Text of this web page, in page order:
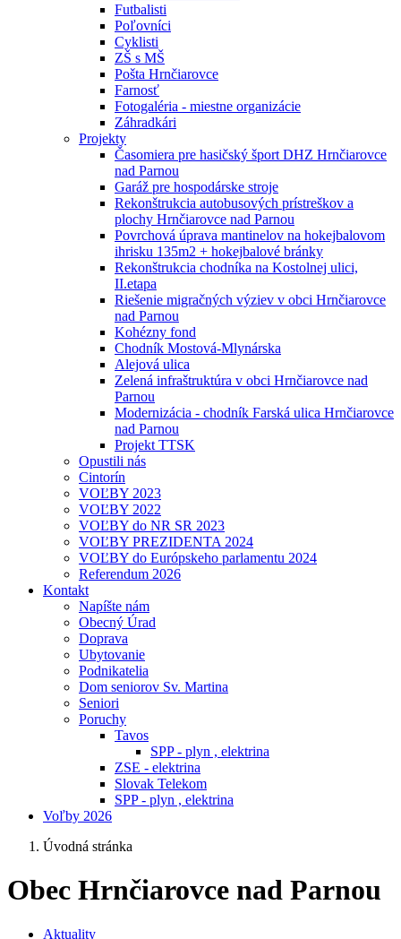
Futbalisti
Poľovníci
Cyklisti
ZŠ s MŠ
Pošta Hrnčiarovce
Farnosť
Fotogaléria - miestne organizácie
Záhradkári
Projekty
Časomiera pre hasičský šport DHZ Hrnčiarovce
nad Parnou
Garáž pre hospodárske stroje
Rekonštrukcia autobusových prístreškov a
plochy Hrnčiarovce nad Parnou
Povrchová úprava mantinelov na hokejbalovom
ihrisku 135m2 + hokejbalové bránky
Rekonštrukcia chodníka na Kostolnej ulici,
II.etapa
Riešenie migračných výziev v obci Hrnčiarovce
nad Parnou
Kohézny fond
Chodník Mostová-Mlynárska
Alejová ulica
Zelená infraštruktúra v obci Hrnčiarovce nad
Parnou
Modernizácia - chodník Farská ulica Hrnčiarovce
nad Parnou
Projekt TTSK
Opustili nás
Cintorín
VOĽBY 2023
VOĽBY 2022
VOĽBY do NR SR 2023
VOĽBY PREZIDENTA 2024
VOĽBY do Európskeho parlamentu 2024
Referendum 2026
Kontakt
Napíšte nám
Obecný Úrad
Doprava
Ubytovanie
Podnikatelia
Dom seniorov Sv. Martina
Seniori
Poruchy
Tavos
SPP - plyn , elektrina
ZSE - elektrina
Slovak Telekom
SPP - plyn , elektrina
Voľby 2026
Úvodná stránka
Obec Hrnčiarovce nad Parnou
Aktuality